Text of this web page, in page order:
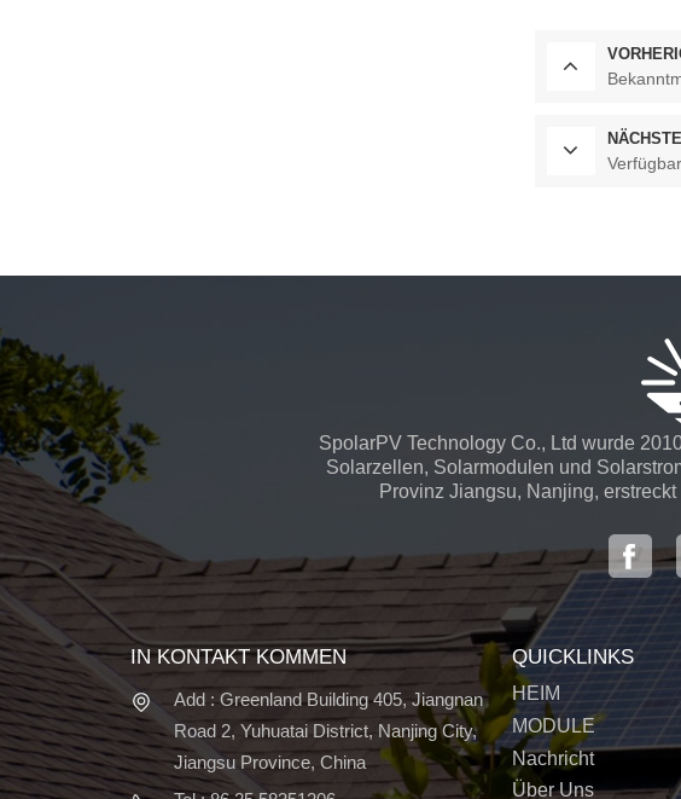
NÄCHSTE
SpolarPV Technology Co., Ltd wurde
Solarzellen, Solarmodulen und
Provinz Jiangsu, Nanjing,
IN KONTAKT KOMMEN
Add : Greenland Building 405, Jiangnan
Road 2, Yuhuatai District, Nanjing City,
Jiangsu Province, China
QUICKLINKS
HEIM
MODULE
Nachricht
Über Uns